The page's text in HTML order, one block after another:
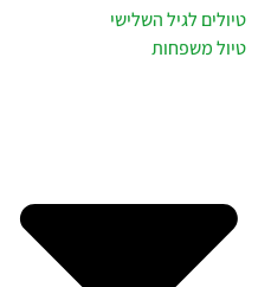
טיולים לגיל השלישי
טיול משפחות